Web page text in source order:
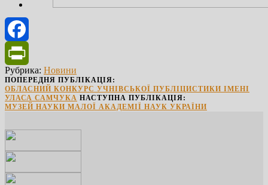
Facebook
PrintFriendly
Рубрика: Новини
ПОПЕРЕДНЯ ПУБЛІКАЦІЯ:
ОБЛАСНИЙ КОНКУРС УЧНІВСЬКОЇ ПУБЛІЦИСТИКИ ІМЕНІ
УЛАСА САМЧУКА НАСТУПНА ПУБЛІКАЦІЯ:
МУЗЕЙ НАУКИ МАЛОЇ АКАДЕМІЇ НАУК УКРАЇНИ